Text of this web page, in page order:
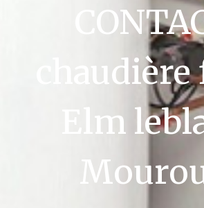
Elm